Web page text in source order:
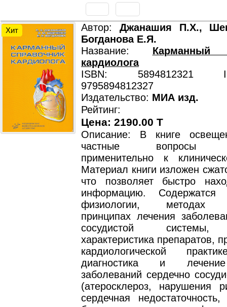
Хит Автор: Джанашия П.Х.,
Богданова Е.Я.
Название: Карманный
кардиолога
ISBN: 5894812321
9795894812327
Издательство: МИА изд.
Рейтинг:
Цена: 2190.00 T
Описание: В книге
частные вопросы
применительно к
Материал книги изложен
что позволяет быстро
информацию.
физиологии, методах
принципах лечения
сосудистой системы,
характеристика препаратов,
кардиологической
диагностика и
заболеваний сердечно
(атеросклероз, нарушения
сердечная